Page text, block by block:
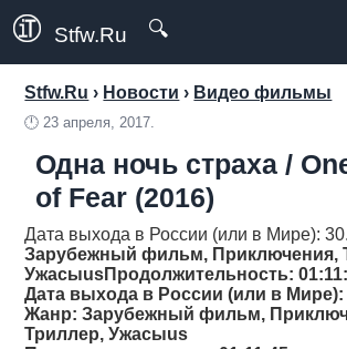
Stfw.Ru 🔍
Stfw.Ru › Новости › Видео фильмы
🕛23 апреля, 2017.
Одна ночь страха /
of Fear (2016)
Дата выхода в России (или в Мире):
Зарубежный фильм, Приключения,
УжасыusПродолжительность:
Дата выхода в России (или в Мире):
Жанр: Зарубежный фильм,
Триллер, Ужасыus